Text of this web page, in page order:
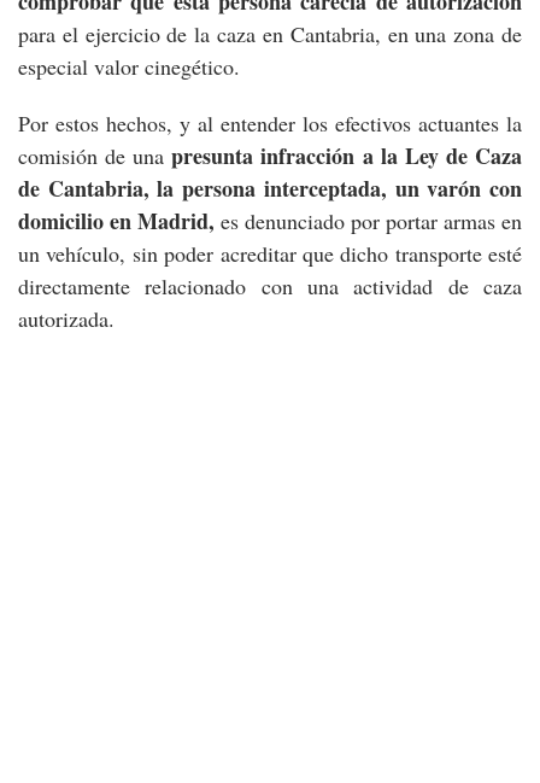
para el ejercicio de la caza en Cantabria, en una zona de
especial valor cinegético.
Por estos hechos, y al entender los efectivos actuantes la
comisión de unapresunta infracción a la Ley de Caza
de Cantabria, la persona interceptada, un varón con
domicilio en Madrid, es denunciado por portar armas en
un vehículo, sin poder acreditar que dicho transporte esté
directamente relacionado con una actividad de caza
autorizada.